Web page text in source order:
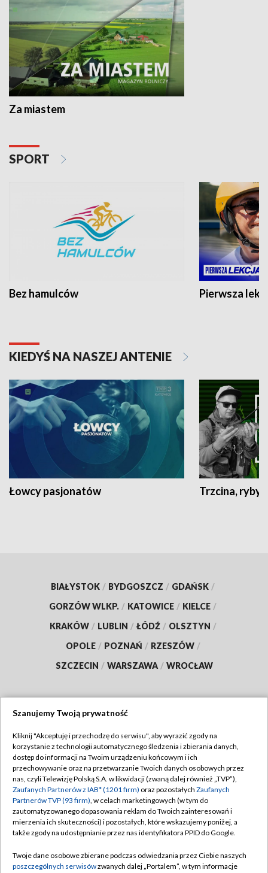
Za miastem
SPORT
Bez hamulców Pierwsza
KIEDYŚ NA NASZEJ ANTENIE
Łowcy pasjonatów Trzcina, ryby
BIAŁYSTOK / BYDGOSZCZ / GDAŃSK /
GORZÓW WLKP. / KATOWICE / KIELCE /
KRAKÓW / LUBLIN / ŁÓDŹ / OLSZTYN /
OPOLE / POZNAŃ / RZESZÓW /
SZCZECIN / WARSZAWA / WROCŁAW
TVP
Abonament TVP
Emisja w TVP
Centrum informacji TVP
Naziemna Telewizja Cyfrowa
Rada Programowa
Regulamin TVP
Polityka prywatności
Moje zgody
Pomoc
Kontakt
Szanujemy Twoją prywatność
Kliknij "Akceptuję i przechodzę do serwisu", aby wyrazić zgody na
korzystanie z technologii automatycznego śledzenia i zbierania danych,
dostęp do informacji na Twoim urządzeniu końcowym i ich
przechowywanie oraz na przetwarzanie Twoich danych osobowych przez
nas, czyli Telewizję Polską S.A. w likwidacji (zwaną dalej również „TVP”),
Zaufanych Partnerów z IAB* (1201 firm) oraz pozostałych Zaufanych
Partnerów TVP (93 firm), w celach marketingowych (w tym do
zautomatyzowanego dopasowania reklam do Twoich zainteresowań i
mierzenia ich skuteczności) i pozostałych, które wskazujemy poniżej, a
także zgody na udostępnianie przez nas identyfikatora PPID do Google.
Twoje dane osobowe zbierane podczas odwiedzania przez Ciebie naszych
poszczególnych serwisówzwanych dalej „Portalem”, w tym informacje